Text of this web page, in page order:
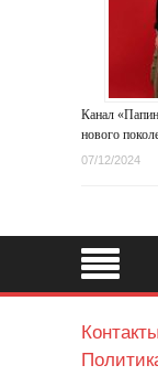
Канал
нового
07/12/2024
Контакты